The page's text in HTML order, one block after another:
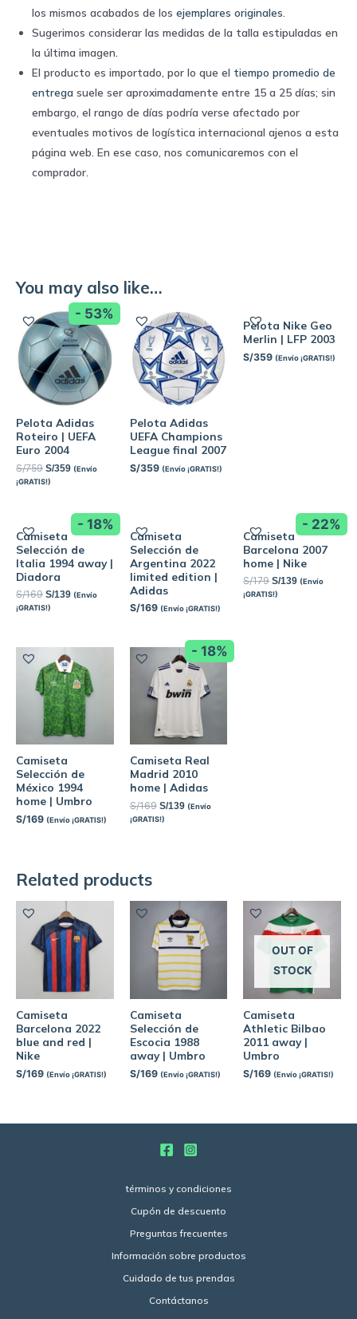
los mismos acabados de los ejemplares originales
Sugerimos considerar las medidas de la talla estipuladas en
la última imagen.
El producto es importado, por lo que el tiempo promedio de
entrega suele ser aproximadamente entre 15 a 25 días; sin
embargo, el rango de días podría verse afectado por
eventuales motivos de logística internacional ajenos a esta
página web. En ese caso, nos comunicaremos con el
comprador.
You may also like…
- 53%
Pelota Adidas
Roteiro | UEFA
Euro 2004
S/759 S/359 (Envío
¡GRATIS!)
Pelota Adidas
UEFA Champions
League final 2007
S/359 (Envío ¡GRATIS!)
Pelota Nike Geo
Merlin | LFP 2003
S/359 (Envío ¡GRATIS!)
- 18%
Camiseta
Selección de
Italia 1994 away |
Diadora
S/169 S/139 (Envío
¡GRATIS!)
Camiseta
Selección de
Argentina 2022
limited edition |
Adidas
S/169 (Envío ¡GRATIS!)
- 22%
Camiseta
Barcelona 2007
home | Nike
S/179 S/139 (Envío
¡GRATIS!)
Camiseta
Selección de
México 1994
home | Umbro
S/169 (Envío ¡GRATIS!)
- 18%
Camiseta Real
Madrid 2010
home | Adidas
S/169 S/139 (Envío
¡GRATIS!)
Related products
Camiseta
Barcelona 2022
blue and red |
Nike
S/169 (Envío ¡GRATIS!)
Camiseta
Selección de
Escocia 1988
away | Umbro
S/169 (Envío ¡GRATIS!)
OUT OF
STOCK
Camiseta
Athletic Bilbao
2011 away |
Umbro
S/169 (Envío ¡GRATIS!)
términos y condiciones
Cupón de descuento
Preguntas frecuentes
Información sobre productos
Cuidado de tus prendas
Contáctanos